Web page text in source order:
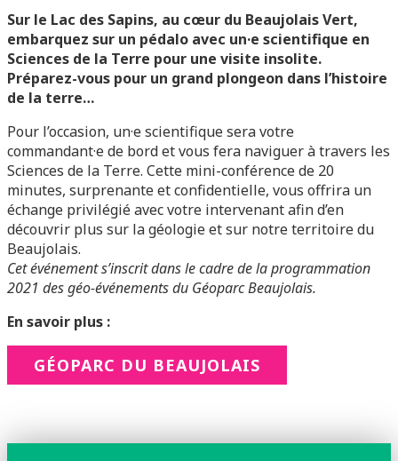
Sur le Lac des Sapins, au cœur du Beaujolais Vert,
embarquez sur un pédalo avec un·e scientifique en
Sciences de la Terre pour une visite insolite.
Préparez-vous pour un grand plongeon dans l’histoire
de la terre…
Pour l’occasion, un·e scientifique sera votre
commandant·e de bord et vous fera naviguer à travers les
Sciences de la Terre. Cette mini-conférence de 20
minutes, surprenante et confidentielle, vous offrira un
échange privilégié avec votre intervenant afin d’en
découvrir plus sur la géologie et sur notre territoire du
Beaujolais.
Cet événement s’inscrit dans le cadre de la programmation
2021 des géo-événements du Géoparc Beaujolais.
En savoir plus :
GÉOPARC DU BEAUJOLAIS